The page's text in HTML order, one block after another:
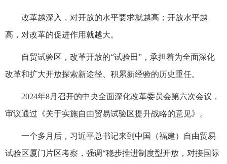
改革越深入，对开放的水平要求就越高；开放水平越
高，对改革的促进作用就越大。
自贸试验区，改革开放的“试验田”，承担着为全面深化
改革和扩大开放探索新途径、积累新经验的历史重任。
2024年8月召开的中央全面深化改革委员会第六次会议，
审议通过《关于实施自由贸易试验区提升战略的意见》。
一个多月后，习近平总书记来到中国（福建）自由贸易
试验区厦门片区考察，强调“稳步推进制度型开放，对接国际